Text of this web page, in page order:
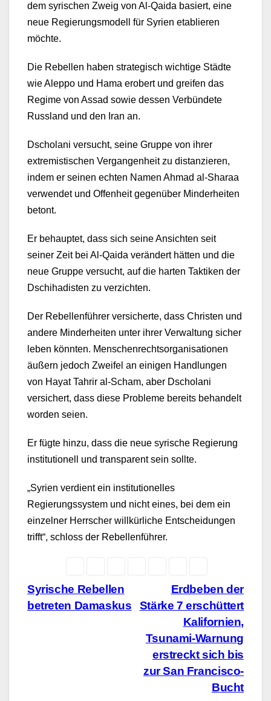
dem syrischen Zweig von Al-Qaida basiert, eine
neue Regierungsmodell für Syrien etablieren
möchte.
Die Rebellen haben strategisch wichtige Städte
wie Aleppo und Hama erobert und greifen das
Regime von Assad sowie dessen Verbündete
Russland und den Iran an.
Dscholani versucht, seine Gruppe von ihrer
extremistischen Vergangenheit zu distanzieren,
indem er seinen echten Namen Ahmad al-Sharaa
verwendet und Offenheit gegenüber Minderheiten
betont.
Er behauptet, dass sich seine Ansichten seit
seiner Zeit bei Al-Qaida verändert hätten und die
neue Gruppe versucht, auf die harten Taktiken der
Dschihadisten zu verzichten.
Der Rebellenführer versicherte, dass Christen und
andere Minderheiten unter ihrer Verwaltung sicher
leben könnten. Menschenrechtsorganisationen
äußern jedoch Zweifel an einigen Handlungen
von Hayat Tahrir al-Scham, aber Dscholani
versichert, dass diese Probleme bereits behandelt
worden seien.
Er fügte hinzu, dass die neue syrische Regierung
institutionell und transparent sein sollte.
„Syrien verdient ein institutionelles
Regierungssystem und nicht eines, bei dem ein
einzelner Herrscher willkürliche Entscheidungen
trifft“, schloss der Rebellenführer.
BeitragsnavigationErdbeben der
Stärke 7 erschüttert
Kalifornien,
Tsunami-Warnung
erstreckt sich bis
zur San Francisco-
Bucht
Syrische Rebellen
betreten Damaskus